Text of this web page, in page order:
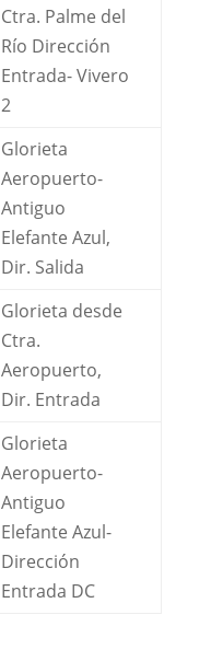
Ctra. Palme del
Río Dirección
Entrada- Vivero
2
Glorieta
Aeropuerto-
Antiguo
Elefante Azul,
Dir. Salida
Glorieta desde
Ctra.
Aeropuerto,
Dir. Entrada
Glorieta
Aeropuerto-
Antiguo
Elefante Azul-
Dirección
Entrada DC